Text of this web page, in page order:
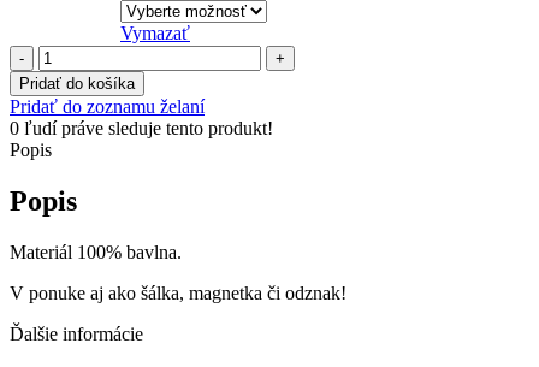
Vymazať
množstvo
Pre
úprimné
ženy
-
"MŇA
AJ
Pridať do košíka
Pridať do zoznamu želaní
0 ľudí práve sleduje tento produkt!
Popis
Popis
Materiál 100% bavlna.
V ponuke aj ako šálka, magnetka či odznak!
Ďalšie informácie